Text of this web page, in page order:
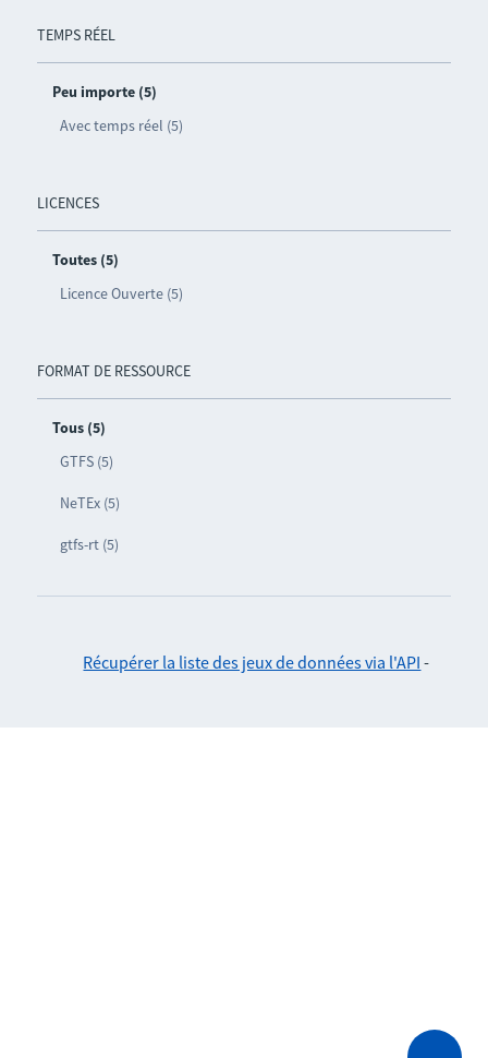
TEMPS RÉEL
Peu importe (5)
Avec temps réel (5)
LICENCES
Toutes (5)
Licence Ouverte (5)
FORMAT DE RESSOURCE
Tous (5)
GTFS (5)
NeTEx (5)
gtfs-rt (5)
Récupérer la liste des jeux de données via l'API -